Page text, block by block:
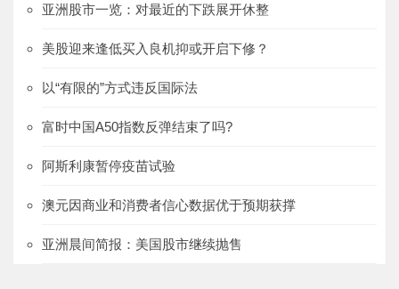
亚洲股市一览：对最近的下跌展开休整
美股迎来逢低买入良机抑或开启下修？
以“有限的”方式违反国际法
富时中国A50指数反弹结束了吗?
阿斯利康暂停疫苗试验
澳元因商业和消费者信心数据优于预期获撑
亚洲晨间简报：美国股市继续抛售